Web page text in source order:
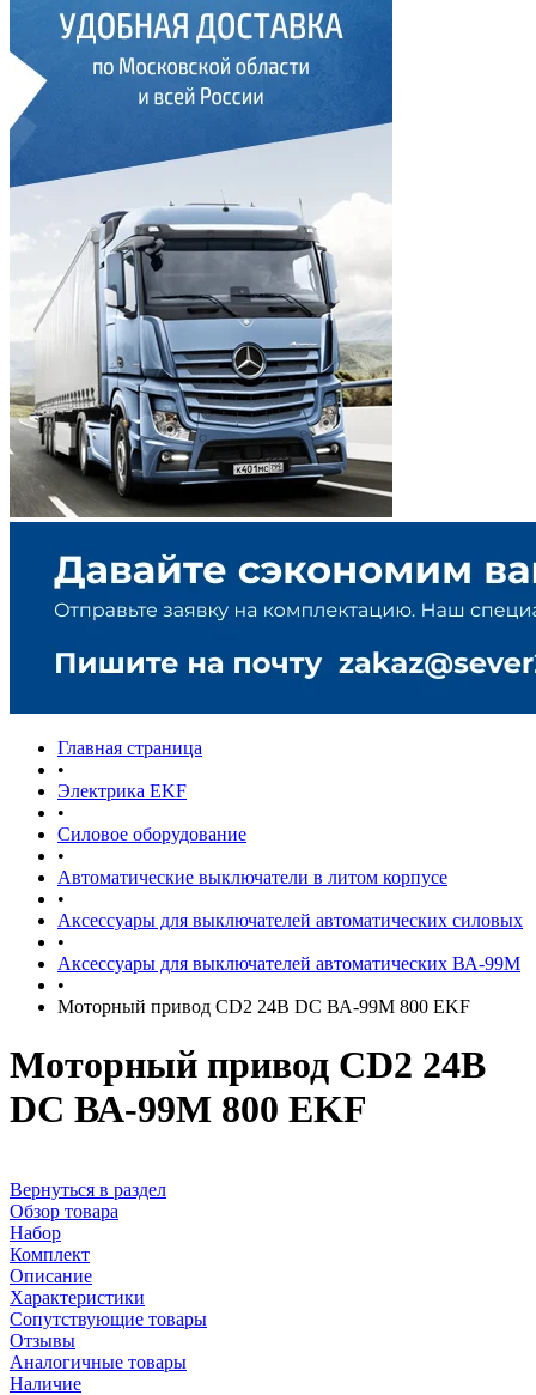
Главная страница
•
Электрика EKF
•
Силовое оборудование
•
Автоматические выключатели в литом корпусе
•
Аксессуары для выключателей автоматических силовых
•
Аксессуары для выключателей автоматических ВА-99М
•
Моторный привод CD2 24В DC ВА-99M 800 EKF
Моторный привод CD2 24В
DC ВА-99M 800 EKF
Вернуться в раздел
Обзор товара
Набор
Комплект
Описание
Характеристики
Сопутствующие товары
Отзывы
Аналогичные товары
Наличие